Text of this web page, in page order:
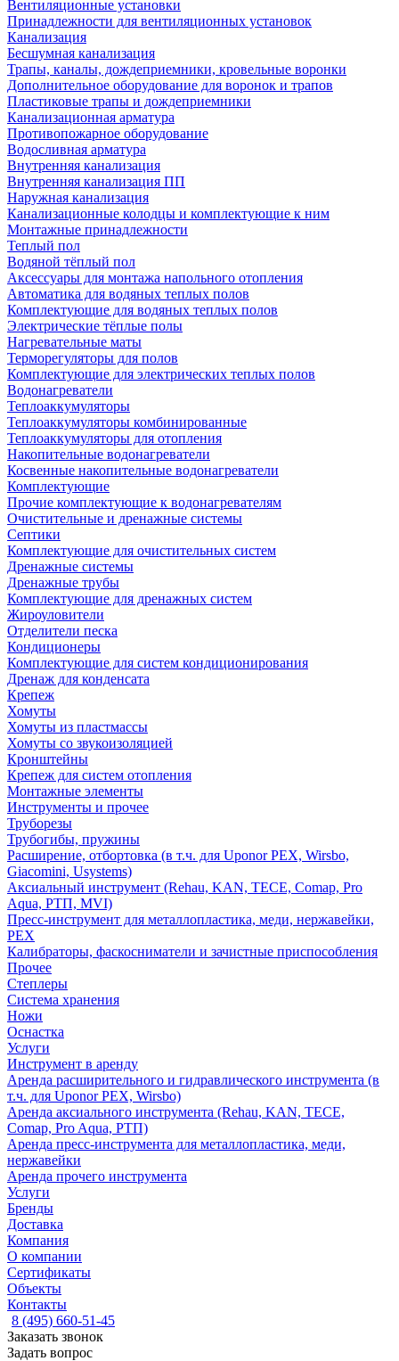
Вентиляционные установки
Принадлежности для вентиляционных установок
Канализация
Бесшумная канализация
Трапы, каналы, дождеприемники, кровельные воронки
Дополнительное оборудование для воронок и трапов
Пластиковые трапы и дождеприемники
Канализационная арматура
Противопожарное оборудование
Водосливная арматура
Внутренняя канализация
Внутренняя канализация ПП
Наружная канализация
Канализационные колодцы и комплектующие к ним
Монтажные принадлежности
Теплый пол
Водяной тёплый пол
Аксессуары для монтажа напольного отопления
Автоматика для водяных теплых полов
Комплектующие для водяных теплых полов
Электрические тёплые полы
Нагревательные маты
Терморегуляторы для полов
Комплектующие для электрических теплых полов
Водонагреватели
Теплоаккумуляторы
Теплоаккумуляторы комбинированные
Теплоаккумуляторы для отопления
Накопительные водонагреватели
Косвенные накопительные водонагреватели
Комплектующие
Прочие комплектующие к водонагревателям
Очистительные и дренажные системы
Септики
Комплектующие для очистительных систем
Дренажные системы
Дренажные трубы
Комплектующие для дренажных систем
Жироуловители
Отделители песка
Кондиционеры
Комплектующие для систем кондиционирования
Дренаж для конденсата
Крепеж
Хомуты
Хомуты из пластмассы
Хомуты со звукоизоляцией
Кронштейны
Крепеж для систем отопления
Монтажные элементы
Инструменты и прочее
Труборезы
Трубогибы, пружины
Расширение, отбортовка (в т.ч. для Uponor PEX, Wirsbo,
Giacomini, Usystems)
Аксиальный инструмент (Rehau, KAN, TECE, Comap, Pro
Aqua, РТП, MVI)
Пресс-инструмент для металлопластика, меди, нержавейки,
PEX
Калибраторы, фаскосниматели и зачистные приспособления
Прочее
Степлеры
Система хранения
Ножи
Оснастка
Услуги
Инструмент в аренду
Аренда расширительного и гидравлического инструмента (в
т.ч. для Uponor PEX, Wirsbo)
Аренда аксиального инструмента (Rehau, KAN, TECE,
Comap, Pro Aqua, РТП)
Аренда пресс-инструмента для металлопластика, меди,
нержавейки
Аренда прочего инструмента
Услуги
Бренды
Доставка
Компания
О компании
Сертификаты
Объекты
Контакты
8 (495) 660-51-45
Заказать звонок
Задать вопрос